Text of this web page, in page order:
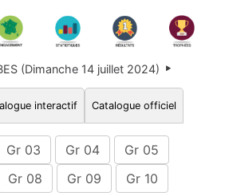
(Dimanche 14 juillet 2024)
interactif Catalogue officiel
Gr 03 Gr 04
Gr 05
Gr 08 Gr 09
Gr 10